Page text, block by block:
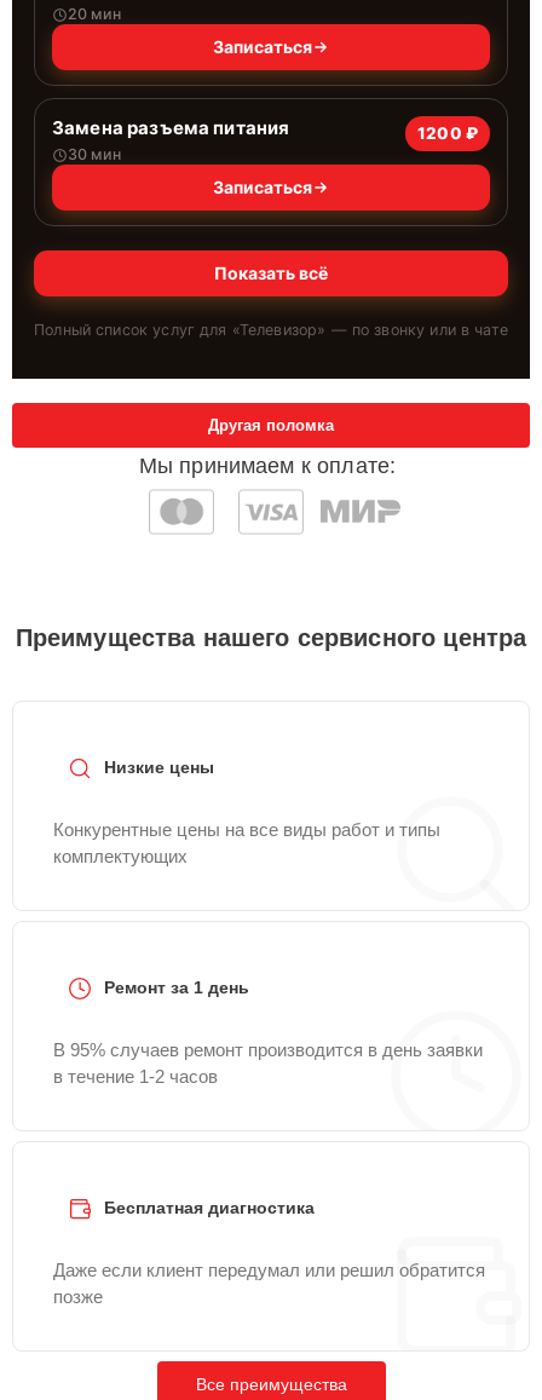
20 мин
Записаться
Замена разъема питания
30 мин
1200 ₽
Записаться
Показать всё
Полный список услуг для «Телевизор» — по звонку или в чате
Мы принимаем к оплате:
Другая поломка
Преимущества нашего сервисного центра
Низкие цены
Конкурентные цены на все виды работ и типы
комплектующих
Ремонт за 1 день
В 95% случаев ремонт производится в день заявки
в течение 1-2 часов
Бесплатная диагностика
Даже если клиент передумал или решил обратится
позже
Все преимущества